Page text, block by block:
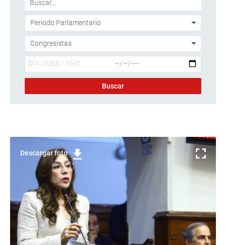
Descargar foto